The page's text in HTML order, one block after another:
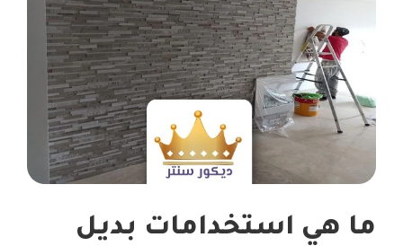
ما هي استخدامات بديل